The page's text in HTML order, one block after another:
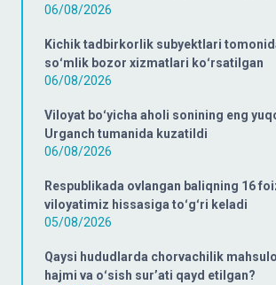
06/08/2026
Kichik tadbirkorlik subyektlari
soʻmlik bozor xizmatlari koʻrsatilgan
06/08/2026
Viloyat boʻyicha aholi sonining eng
Urganch tumanida kuzatildi
06/08/2026
Respublikada ovlangan baliqning 16
viloyatimiz hissasiga toʻgʻri keladi
05/08/2026
Qaysi hududlarda chorvachilik
hajmi va oʻsish surʼati qayd etilgan?